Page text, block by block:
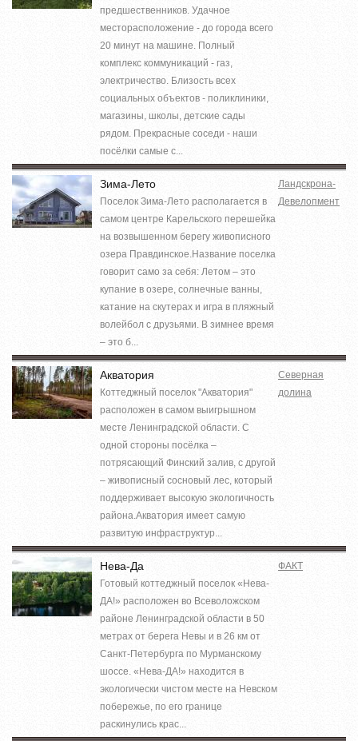
предшественников. Удачное
месторасположение - до города всего
20 минут на машине. Полный
комплекс коммуникаций - газ,
электричество. Близость всех
социальных объектов - поликлиники,
магазины, школы, детские сады
рядом. Прекрасные соседи - наши
посёлки самые с...
Зима-Лето
Поселок Зима-Лето располагается в
самом центре Карельского перешейка
на возвышенном берегу живописного
озера Правдинское.Название поселка
говорит само за себя: Летом – это
купание в озере, солнечные ванны,
катание на скутерах и игра в пляжный
волейбол с друзьями. В зимнее время
– это б...
Ландскрона-
Девелопмент
Акватория
Коттеджный поселок "Акватория"
расположен в самом выигрышном
месте Ленинградской области. С
одной стороны посёлка –
потрясающий Финский залив, с другой
– живописный сосновый лес, который
поддерживает высокую экологичность
района.Акватория имеет самую
развитую инфраструктур...
Северная
долина
Нева-Да
Готовый коттеджный поселок «Нева-
ДА!» расположен во Всеволожском
районе Ленинградской области в 50
метрах от берега Невы и в 26 км от
Санкт-Петербурга по Мурманскому
шоссе. «Нева-ДА!» находится в
экологически чистом месте на Невском
побережье, по его границе
раскинулись крас...
ФАКТ